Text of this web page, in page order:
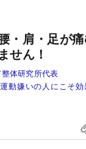
・肩・足が
せん！
体研究所代表
動嫌いの人にこそ